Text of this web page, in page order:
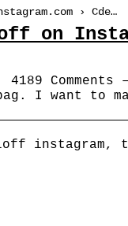
› Cde…
on
4189
I want to